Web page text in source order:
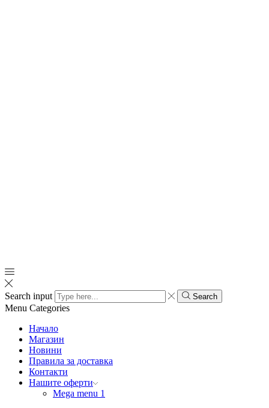
Search input Search
Menu Categories
Начало
Магазин
Новини
Правила за доставка
Контакти
Нашите оферти
Mega menu 1